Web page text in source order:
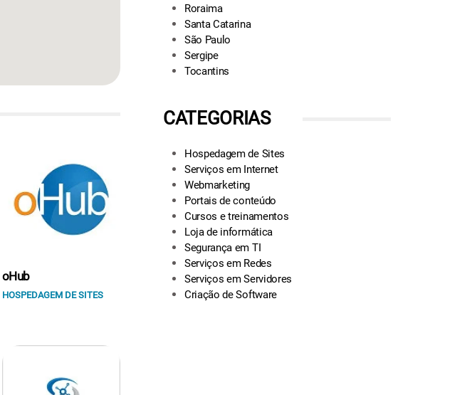
oHub
HOSPEDAGEM DE SITES
Roraima
Santa Catarina
São Paulo
Sergipe
Tocantins
CATEGORIAS
Hospedagem de Sites
Serviços em Internet
Webmarketing
Portais de conteúdo
Cursos e treinamentos
Loja de informática
Segurança em TI
Serviços em Redes
Serviços em Servidores
Criação de Software